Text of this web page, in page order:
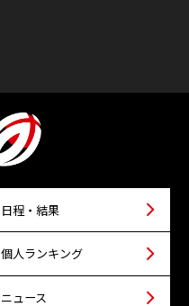
日程・結果
個人ランキング
ニュース